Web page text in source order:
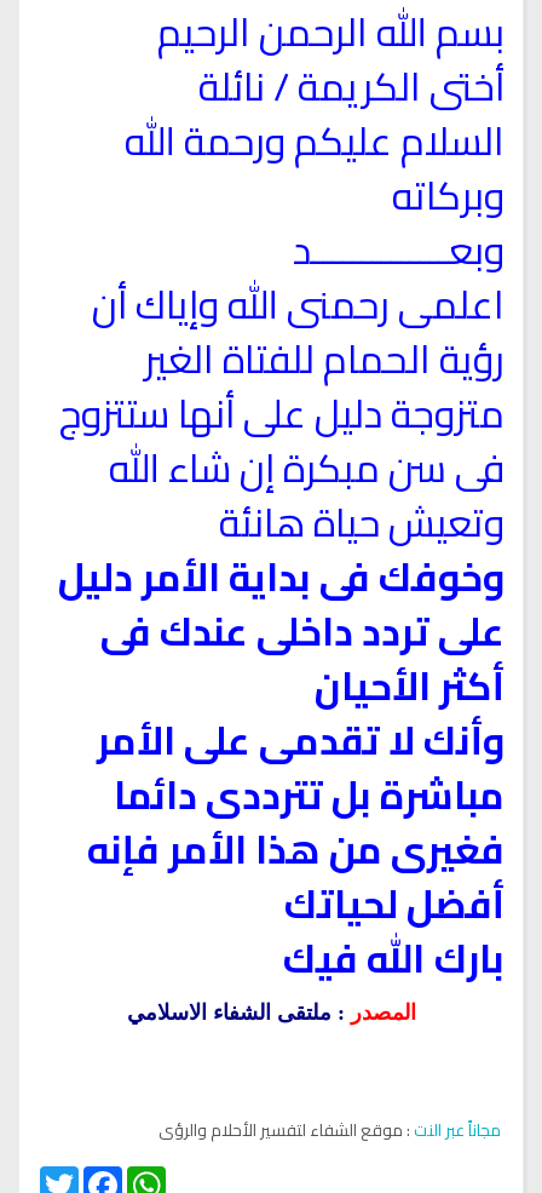
بسم الله الرحمن الرحيم
أختى الكريمة / نائلة
السلام عليكم ورحمة الله
وبركاته
وبعــــــــــــــد
اعلمى رحمنى الله وإياك أن
رؤية الحمام للفتاة الغير
متزوجة دليل على أنها ستتزوج
فى سن مبكرة إن شاء الله
وتعيش حياة هانئة
وخوفك فى بداية الأمر دليل
على تردد داخلى عندك فى
أكثر الأحيان
وأنك لا تقدمى على الأمر
مباشرة بل تترددى دائما
فغيرى من هذا الأمر فإنه
أفضل لحياتك
بارك الله فيك
المصدر : ملتقى الشفاء الاسلامي
مجاناً عبر النت: موقع الشفاء لتفسير الأحلام والرؤى
Twitter
FacebookWhatsApp